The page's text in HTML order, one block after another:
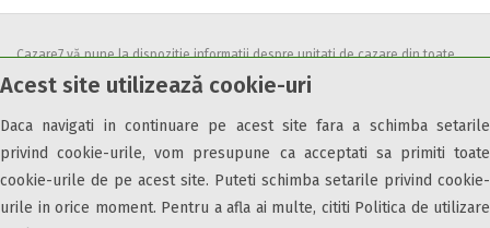
Acest site utilizează cookie-uri
Daca navigati in continuare pe acest site fara a schimba setarile
privind cookie-urile, vom presupune ca acceptati sa primiti toate
cookie-urile de pe acest site. Puteti schimba setarile privind cookie-
urile in orice moment. Pentru a afla ai multe, cititi Politica de utilizare
Cazare7 vă pune la dispozitie informatii despre unitati de cazare din toate
zonele turistice, oferte speciale, rezervari online.
condițiile